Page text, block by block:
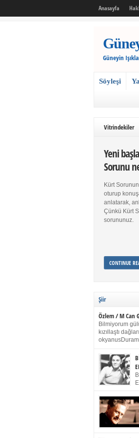
Anasayfa
Güneyin
Söyleşi
Vitrindekiler
Yeni
Sorunu
Kürt
oturup
anlatarak,
Çünkü Kürt
sorununuz.
CONTINUE
Şiir
Özlem / M Can
Bilmiyorum
kızıllaştı
dururSokulur
buruk
Sydney /
Duracağız
ellerimde
(Kelepçeyi
için Sonra